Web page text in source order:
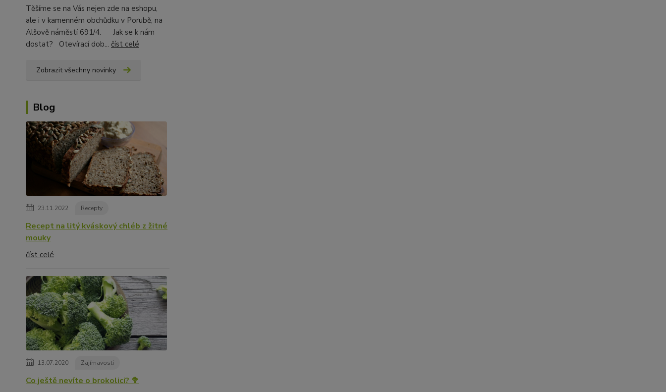
Těšíme se na Vás nejen zde na eshopu,
ale i v kamenném obchůdku v Porubě, na
Alšově náměstí 691/4. Jak se k nám
dostat? Otevírací dob... číst celé
Zobrazit všechny novinky
Blog
23.11.2022 Recepty
Recept na litý kváskový chléb z žitné
mouky
číst celé
13.07.2020 Zajímavosti
Co ještě nevíte o brokolici? 🥦